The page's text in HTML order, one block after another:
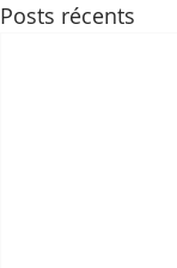
Posts récents